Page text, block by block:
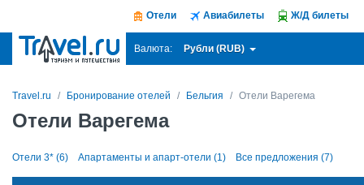
Отели Авиабилеты Ж/Д билеты
Валюта: Рубли (RUB)
Travel.ru Бронирование отелей Бельгия Отели Варегема
Отели Варегема
Отели 3* (6) Апартаменты и апарт-отели (1) Все предложения (7)